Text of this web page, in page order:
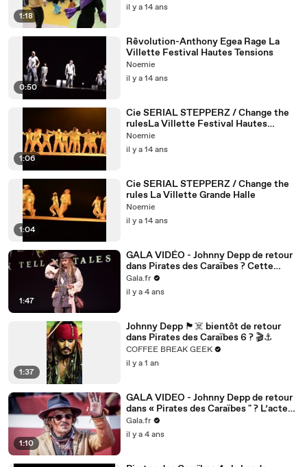
1:18
il y a 14 ans
0:50
Rêvolution-Anthony Egea Rage La
Villette Festival Hautes Tensions
Noemie
il y a 14 ans
1:06
Cie SERIAL STEPPERZ / Change the
rulesLa Villette Festival Hautes
Tensions
Noemie
il y a 14 ans
1:04
Cie SERIAL STEPPERZ / Change the
rules La Villette Grande Halle
Noemie
il y a 14 ans
1:47
GALA VIDÉO - Johnny Depp de retour
dans Pirates des Caraïbes ? Cette
petite phrase qui va décevoir les fans…
Gala.fr
il y a 4 ans
1:37
Johnny Depp 🏴‍☠️ bientôt de retour
dans Pirates des Caraïbes 6 ? 🎬⚓
COFFEE BREAK GEEK
il y a 1 an
1:10
GALA VIDEO - Johnny Depp de retour
dans « Pirates des Caraïbes " ? L’acteur
fait une mise au point
Gala.fr
il y a 4 ans